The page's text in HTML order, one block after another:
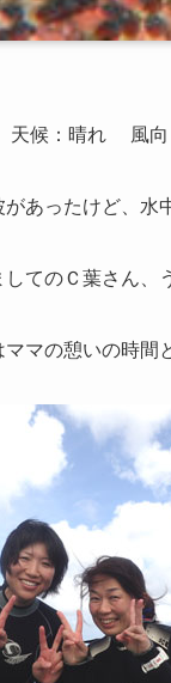
天候：晴れ 風
あったけど、水
てのＣ葉さん、
マの憩いの時間